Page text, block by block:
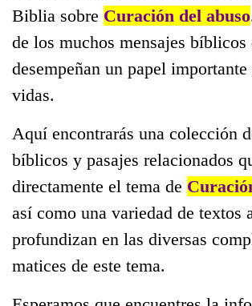
Biblia sobre Curación del abuso
de los muchos mensajes bíblicos
desempeñan un papel importante
vidas.
Aquí encontrarás una colección
bíblicos y pasajes relacionados
directamente el tema de
así como una variedad de textos
profundizan en las diversas
matices de este tema.